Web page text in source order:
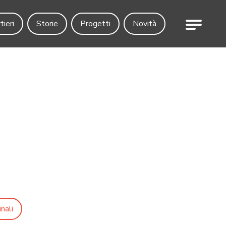
Storie Progetti Novità Menu